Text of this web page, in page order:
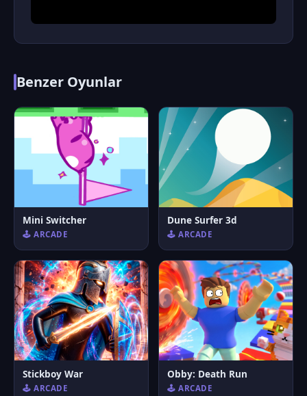
Benzer Oyunlar
Mini Switcher
🕹️ ARCADE
Dune Surfer 3d
🕹️ ARCADE
Stickboy War
🕹️ ARCADE
Obby: Death Run
🕹️ ARCADE